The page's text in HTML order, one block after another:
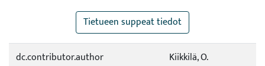
Tietueen suppeat tiedot
dc.contributor.author
Kiikkilä, O.